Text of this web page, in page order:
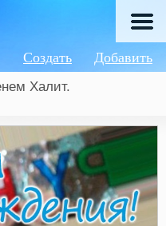
Добавить
Создать
Халит.